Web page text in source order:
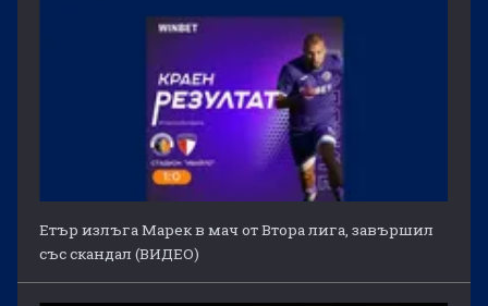
Етър излъга Марек в мач от Втора лига, завършил
със скандал (ВИДЕО)